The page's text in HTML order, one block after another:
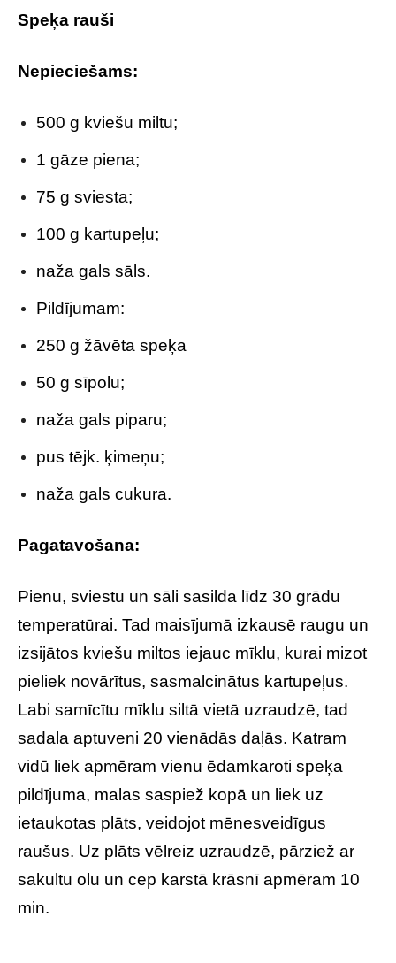
Speķa rauši
Nepieciešams:
500 g kviešu miltu;
1 gāze piena;
75 g sviesta;
100 g kartupeļu;
naža gals sāls.
Pildījumam:
250 g žāvēta speķa
50 g sīpolu;
naža gals piparu;
pus tējk. ķimeņu;
naža gals cukura.
Pagatavošana:
Pienu, sviestu un sāli sasilda līdz 30 grādu
temperatūrai. Tad maisījumā izkausē raugu un
izsijātos kviešu miltos iejauc mīklu, kurai mizot
pieliek novārītus, sasmalcinātus kartupeļus.
Labi samīcītu mīklu siltā vietā uzraudzē, tad
sadala aptuveni 20 vienādās daļās. Katram
vidū liek apmēram vienu ēdamkaroti speķa
pildījuma, malas saspiež kopā un liek uz
ietaukotas plāts, veidojot mēnesveidīgus
raušus. Uz plāts vēlreiz uzraudzē, pārziež ar
sakultu olu un cep karstā krāsnī apmēram 10
min.